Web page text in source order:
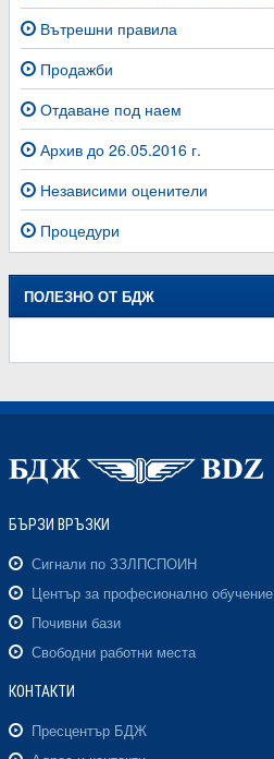
Вътрешни правила
Продажби
Отдаване под наем
Архив до 26.05.2016 г.
Независими оценители
Процедури
ПОЛЕЗНО ОТ БДЖ
БЪРЗИ ВРЪЗКИ
Сигнали по ЗЗЛПСПОИН
Център за професионално обучение
Почивни бази
Свободни работни места
КОНТАКТИ
Пресцентър БДЖ